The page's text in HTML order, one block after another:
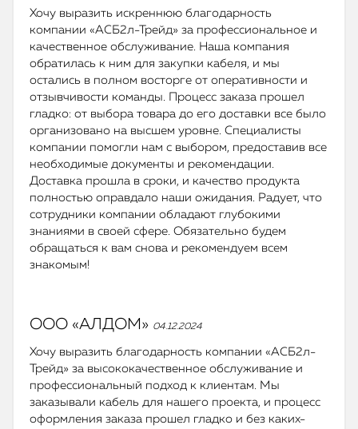
Хочу выразить искреннюю благодарность
компании «АСБ2л-Трейд» за профессиональное и
качественное обслуживание. Наша компания
обратилась к ним для закупки кабеля, и мы
остались в полном восторге от оперативности и
отзывчивости команды. Процесс заказа прошел
гладко: от выбора товара до его доставки все было
организовано на высшем уровне. Специалисты
компании помогли нам с выбором, предоставив все
необходимые документы и рекомендации.
Доставка прошла в сроки, и качество продукта
полностью оправдало наши ожидания. Радует, что
сотрудники компании обладают глубокими
знаниями в своей сфере. Обязательно будем
обращаться к вам снова и рекомендуем всем
знакомым!
ООО «АЛДОМ» 04.12.2024
Хочу выразить благодарность компании «АСБ2л-
Трейд» за высококачественное обслуживание и
профессиональный подход к клиентам. Мы
заказывали кабель для нашего проекта, и процесс
оформления заказа прошел гладко и без каких-